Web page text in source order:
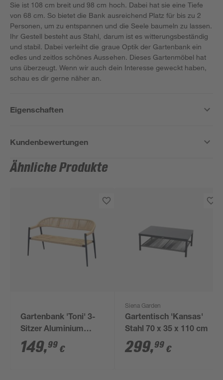
Sie ist 108 cm breit und 98 cm hoch. Dabei hat sie eine Tiefe
von 68 cm. So bietet die Bank ausreichend Platz für bis zu 2
Personen, um zu entspannen und die Seele baumeln zu lassen.
Ihr Gestell besteht aus Stahl, darum ist es witterungsbeständig
und stabil. Dabei verleiht die graue Optik der Gartenbank ein
edles und zeitlos schönes Aussehen. Dieses Gartenmöbel hat
uns überzeugt. Wenn wir auch dein Interesse geweckt haben,
schau es dir gerne näher an.
Eigenschaften
Kundenbewertungen
Ähnliche Produkte
Gartenbank 'Toni' 3-
Sitzer Aluminium
hellbraun/schwarz
140 x 84 x 60 cm
149,99 €
Siena Garden
Gartentisch 'Kansas'
Stahl 70 x 35 x 110 cm
299,99 €